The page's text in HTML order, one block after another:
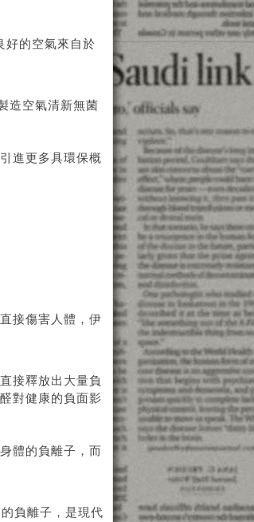
好的空氣來自於
造空氣清新無菌
進更多具環保概
接傷害人體，伊
接釋放出大量負
對健康的負面影
體的負離子，而
負離子，是現代